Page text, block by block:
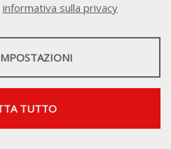
informativa sulla privacy
TUTTO
Trasparenza Credits